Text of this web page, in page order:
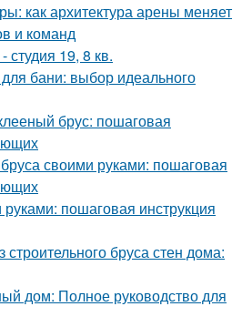
как архитектура арены меняет
и команд
студия 19, 8 кв.
бани: выбор идеального
брус: пошаговая
своими руками: пошаговая
пошаговая инструкция
строительного бруса стен дома:
дом: Полное руководство для